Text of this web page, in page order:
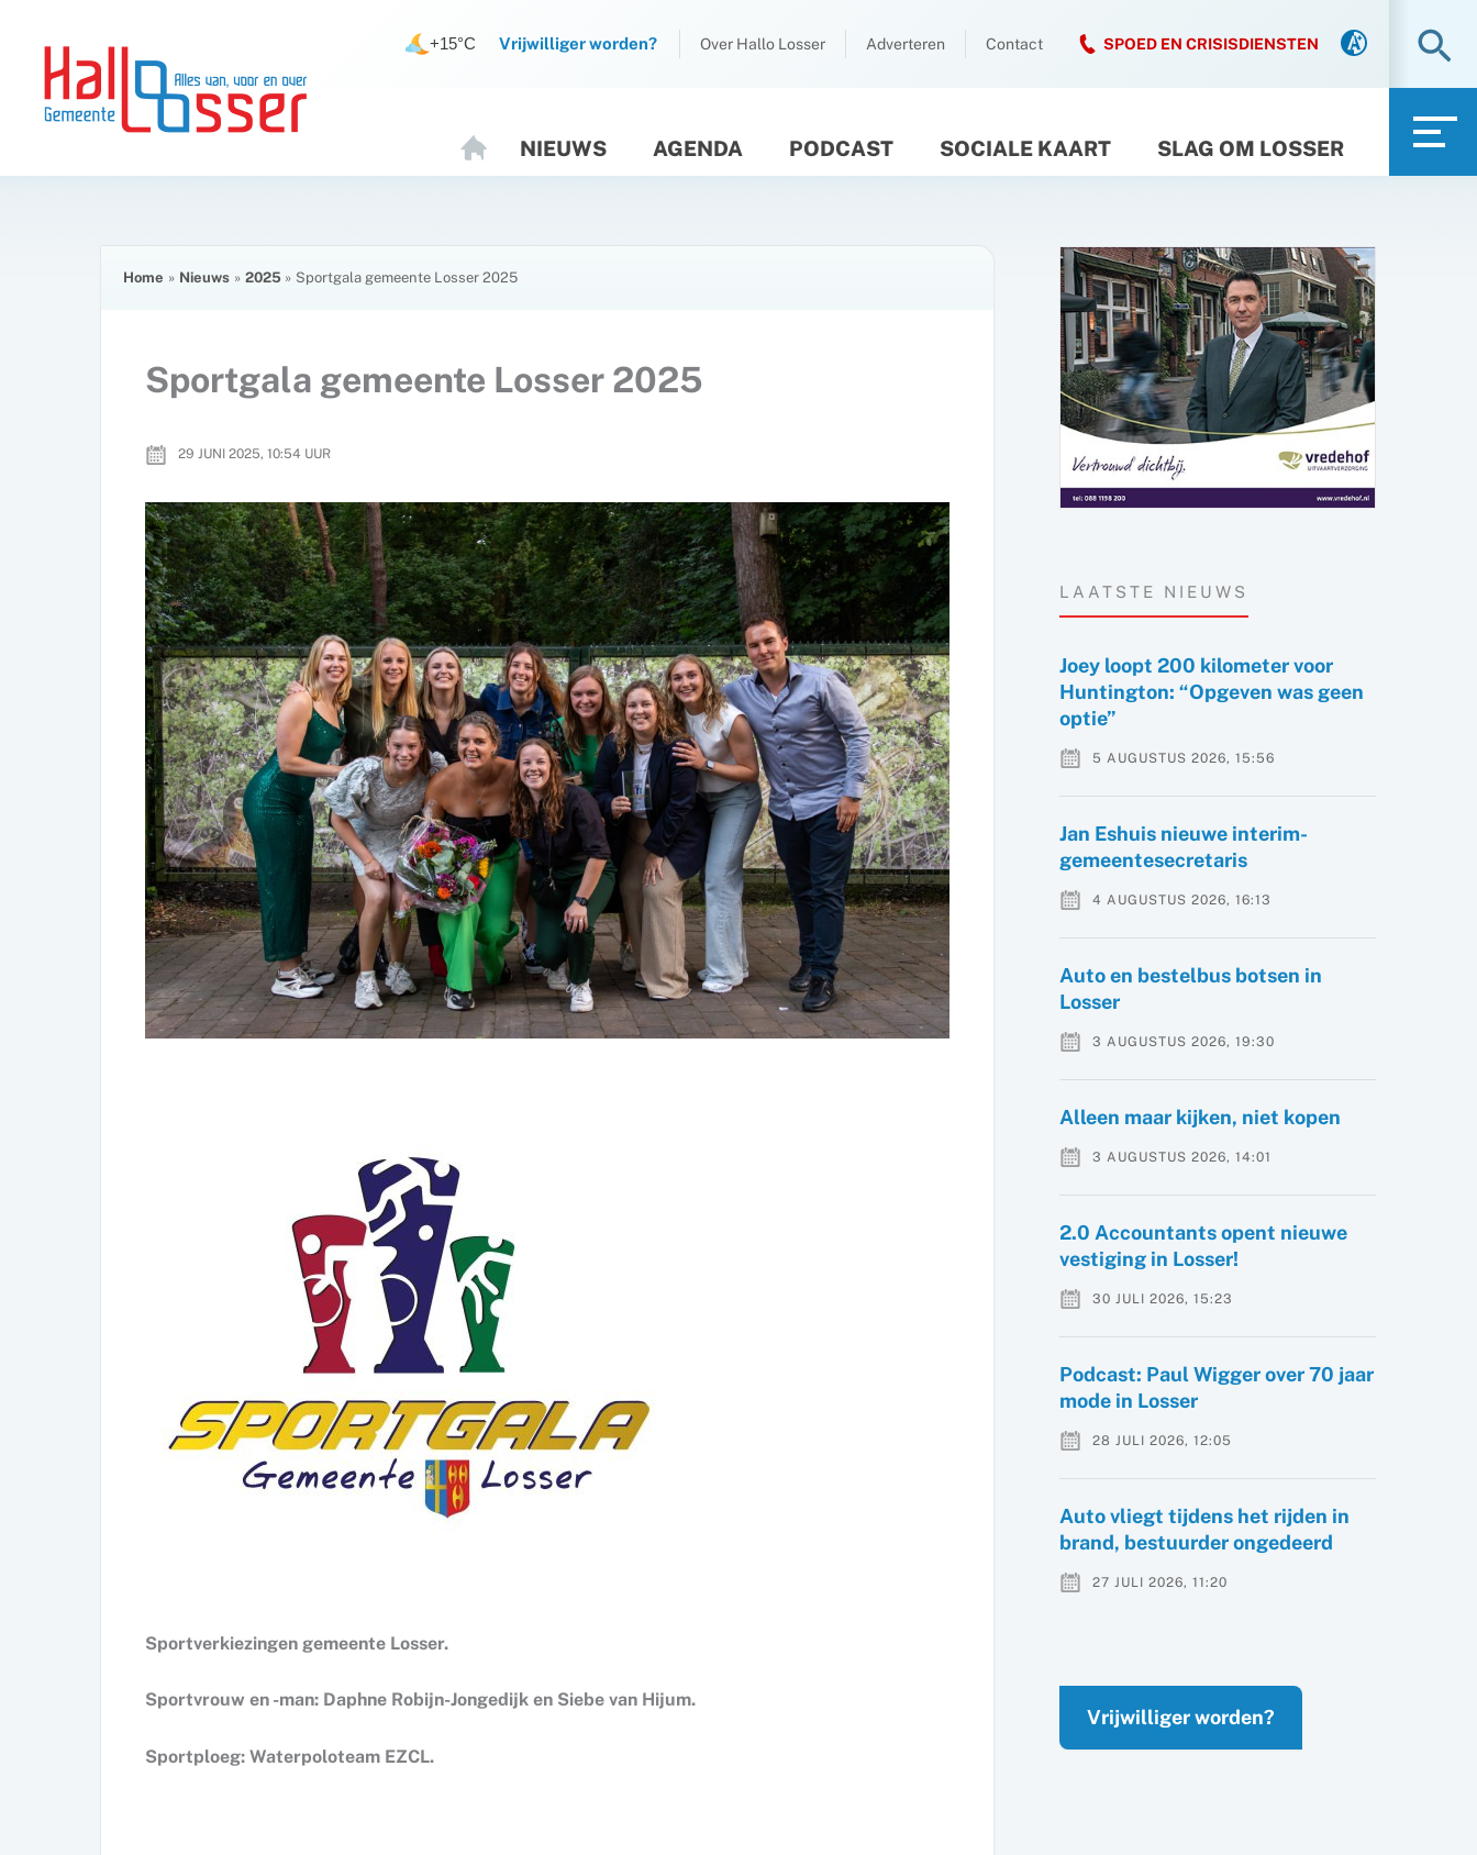
inhoud
inhoud
+15°C Vrijwilliger worden? Over Hallo Losser Adverteren Contact SPOED EN CRISISDIENSTEN
O
M
NIEUWS AGENDA PODCAST SOCIALE KAART SLAG OM LOSSER
Home Nieuws 2025 Sportgala gemeente Losser 2025
Sportgala gemeente Losser 2025
29 JUNI 2025, 10:54 UUR
Sportverkiezingen gemeente Losser.
Sportvrouw en -man: Daphne Robijn-Jongedijk en Siebe van Hijum.
Sportploeg: Waterpoloteam EZCL.
LAATSTE NIEUWS
Joey loopt 200 kilometer voor
Huntington: “Opgeven was geen
optie”
5 AUGUSTUS 2026, 15:56
Jan Eshuis nieuwe interim-
gemeentesecretaris
4 AUGUSTUS 2026, 16:13
Auto en bestelbus botsen in
Losser
3 AUGUSTUS 2026, 19:30
Alleen maar kijken, niet kopen
3 AUGUSTUS 2026, 14:01
2.0 Accountants opent nieuwe
vestiging in Losser!
30 JULI 2026, 15:23
Podcast: Paul Wigger over 70 jaar
mode in Losser
28 JULI 2026, 12:05
Auto vliegt tijdens het rijden in
brand, bestuurder ongedeerd
27 JULI 2026, 11:20
Vrijwilliger worden?